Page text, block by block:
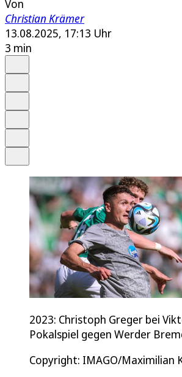
Von
Christian Krämer
13.08.2025, 17:13 Uhr
3 min
2023: Christoph Greger bei
Pokalspiel gegen Werder
Copyright: IMAGO/Maximilian